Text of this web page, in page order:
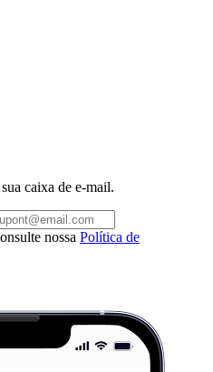
caixa de e-mail.
nossa Política de